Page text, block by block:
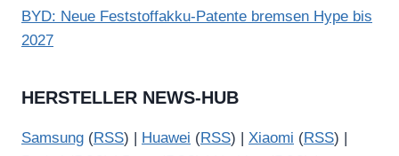
BYD: Neue Feststoffakku-Patente bremsen Hype bis
2027
HERSTELLER NEWS-HUB
Samsung (RSS) | Huawei (RSS) | Xiaomi (RSS) |